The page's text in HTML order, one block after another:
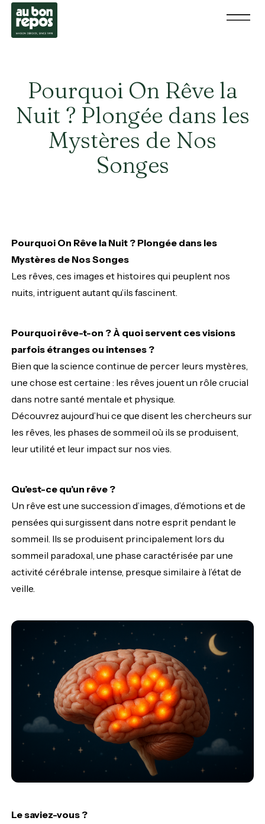
Pourquoi On Rêve la
Nuit ? Plongée dans les
Mystères de Nos
Songes
Pourquoi On Rêve la Nuit ? Plongée dans les
Mystères de Nos Songes
Les rêves, ces images et histoires qui peuplent nos
nuits, intriguent autant qu’ils fascinent.
Pourquoi rêve-t-on ? À quoi servent ces visions
parfois étranges ou intenses ?
Bien que la science continue de percer leurs mystères,
une chose est certaine : les rêves jouent un rôle crucial
dans notre santé mentale et physique.
Découvrez aujourd’hui ce que disent les chercheurs sur
les rêves, les phases de sommeil où ils se produisent,
leur utilité et leur impact sur nos vies.
Qu’est-ce qu’un rêve ?
Un rêve est une succession d’images, d’émotions et de
pensées qui surgissent dans notre esprit pendant le
sommeil. Ils se produisent principalement lors du
sommeil paradoxal, une phase caractérisée par une
activité cérébrale intense, presque similaire à l’état de
veille.
Le saviez-vous ?